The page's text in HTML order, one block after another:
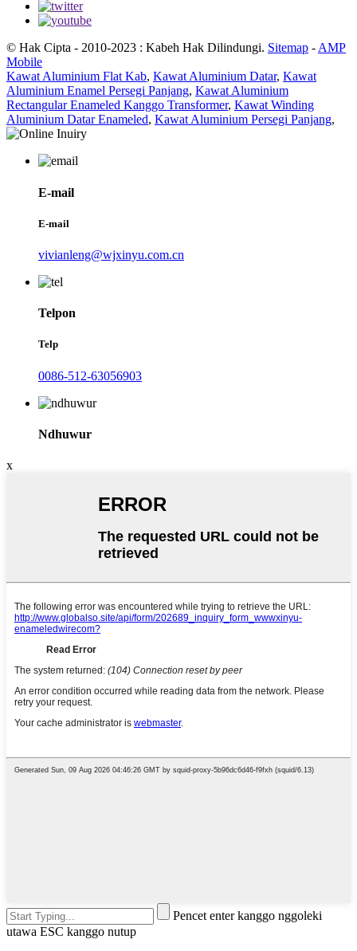
© Hak Cipta - 2010-2023 : Kabeh Hak Dilindungi. Sitemap - AMP
Mobile
Kawat Aluminium Flat Kab, Kawat Aluminium Datar, Kawat
Aluminium Enamel Persegi Panjang, Kawat Aluminium
Rectangular Enameled Kanggo Transformer, Kawat Winding
Aluminium Datar Enameled, Kawat Aluminium Persegi Panjang,
E-mail
E-mail
vivianleng@wjxinyu.com.cn
Telpon
Telp
0086-512-63056903
Ndhuwur
x
Pencet enter kanggo nggoleki
utawa ESC kanggo nutup